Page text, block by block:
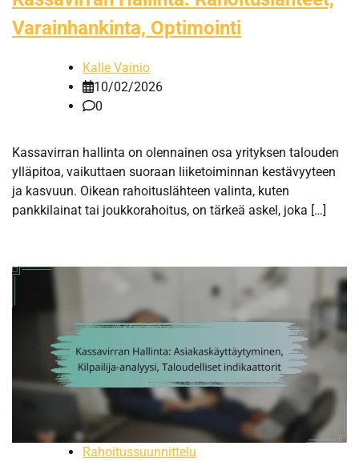
Varainhankinta, Optimointi
Kalle Vainio
10/02/2026
0
Kassavirran hallinta on olennainen osa yrityksen talouden
ylläpitoa, vaikuttaen suoraan liiketoiminnan kestävyyteen
ja kasvuun. Oikean rahoituslähteen valinta, kuten
pankkilainat tai joukkorahoitus, on tärkeä askel, joka […]
Rahoitussuunnittelu